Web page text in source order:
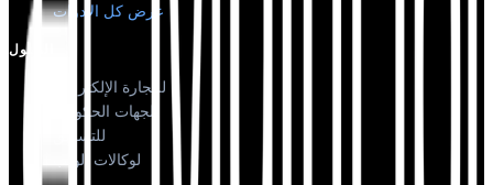
عرض كل الأدوات
الحلول
للتجارة الإلكترونية
للجهات الحكومية
للتسويق
لوكالات الويب